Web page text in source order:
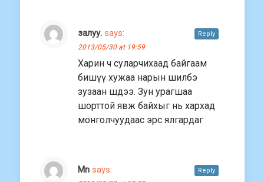
залуу. says:
2013/05/30 at 19:59
Харин ч суларчихаад байгаам
бишүү хужаа нарын шилбэ
зузаан шдээ. Зун урагшаа
шорттой явж байхыг нь хархад
монголчуудаас эрс ялгардаг
Reply
Mn says: Reply